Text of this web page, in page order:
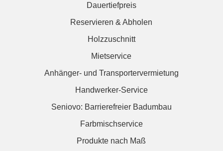
Dauertiefpreis
Reservieren & Abholen
Holzzuschnitt
Mietservice
Anhänger- und Transportervermietung
Handwerker-Service
Seniovo: Barrierefreier Badumbau
Farbmischservice
Produkte nach Maß